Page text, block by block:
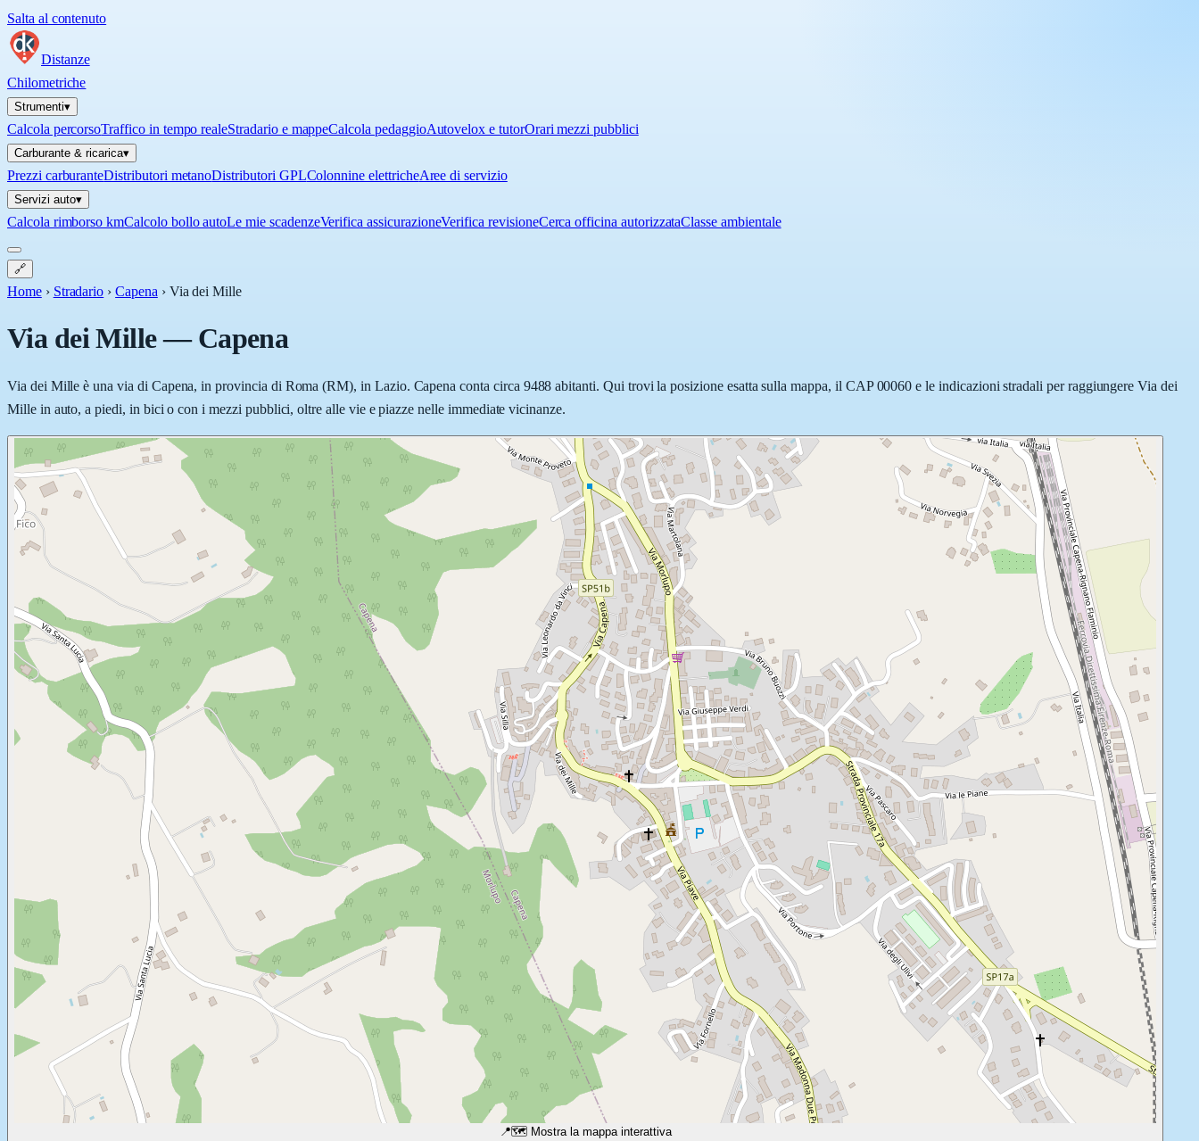
Salta al contenuto
Distanze
Chilometriche
Strumenti▾
Calcola percorsoTraffico in tempo realeStradario e mappeCalcola pedaggioAutovelox e tutorOrari mezzi pubblici
Carburante & ricarica▾
Prezzi carburanteDistributori metanoDistributori GPLColonnine elettricheAree di servizio
Servizi auto▾
Calcola rimborso kmCalcolo bollo autoLe mie scadenzeVerifica assicurazioneVerifica revisioneCerca officina autorizzataClasse ambientale
🔗
Home › Stradario › Capena › Via dei Mille
Via dei Mille—Capena
Via dei Mille è una via di Capena, in provincia di Roma (RM), in Lazio. Capena conta circa 9488 abitanti. Qui trovi la posizione esatta sulla mappa, il CAP 00060 e le indicazioni stradali per raggiungere Via dei
Mille in auto, a piedi, in bici o con i mezzi pubblici, oltre alle vie e piazze nelle immediate vicinanze.
📍🗺️ Mostra la mappa interattiva